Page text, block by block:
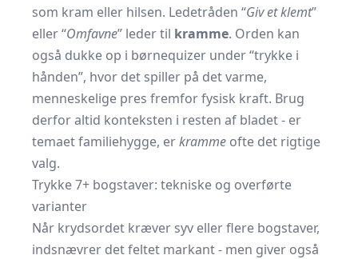
som kram eller hilsen. Ledetråden “Giv et klemt”
eller “Omfavne” leder til kramme. Orden kan
også dukke op i børnequizer under “trykke i
hånden”, hvor det spiller på det varme,
menneskelige pres fremfor fysisk kraft. Brug
derfor altid konteksten i resten af bladet - er
temaet familiehygge, erkramme ofte det rigtige
valg.
Trykke 7+ bogstaver: tekniske og overførte
varianter
Når krydsordet kræver syv eller flere bogstaver,
indsnævrer det feltet markant - men giver også